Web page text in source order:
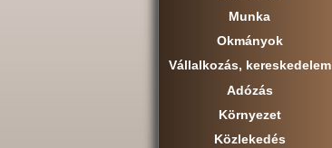
Munka
Okmányok
Vállalkozás, kereskedelem
Adózás
Környezet
Közlekedés